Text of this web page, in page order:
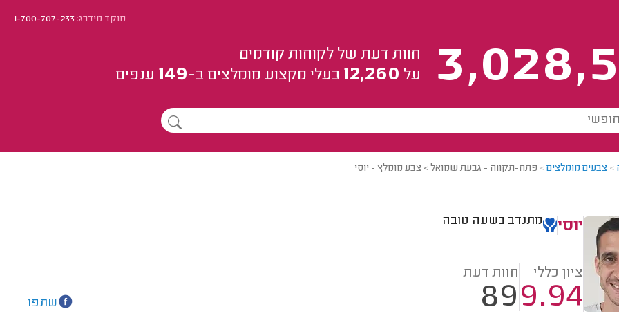
מוקד מידרג:1-700-707-233
חוות דעת של לקוחות קודמים
על 12,260 בעלי מקצוע מומלצים ב-149 ענפים
> צבעים מומלצים> פתח-תקווה - גבעת שמואל > צבע מומלץ - יוסי
יוסי מתנדב בשעה טובה
ציון כללי
9.94
חוות דעת
89 שתפו